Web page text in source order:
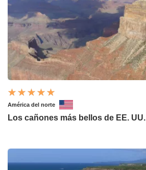
América del norte
Los cañones más bellos de EE. UU.